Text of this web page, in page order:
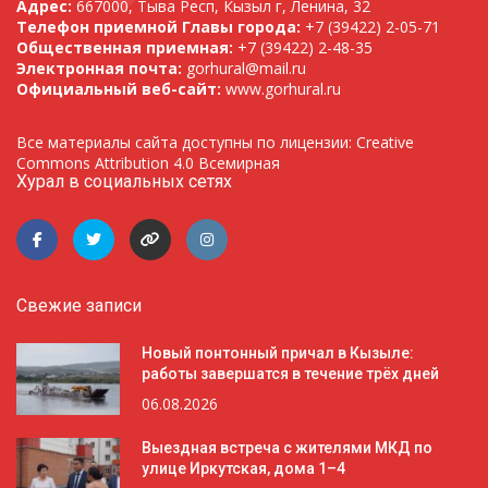
Адрес: 667000, Тыва Респ, Кызыл г, Ленина, 32
Телефон приемной Главы города: +7 (39422) 2-05-71
Общественная приемная: +7 (39422) 2-48-35
Электронная почта: gorhural@mail.ru
Официальный веб-сайт: www.gorhural.ru
Все материалы сайта доступны по лицензии: Creative
Commons Attribution 4.0 Всемирная
Хурал в социальных сетях
Свежие записи
Новый понтонный причал в Кызыле:
работы завершатся в течение трёх дней
06.08.2026
Выездная встреча с жителями МКД по
улице Иркутская, дома 1–4